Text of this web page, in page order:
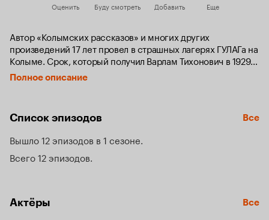
Оценить Буду смотреть Добавить Еще
Автор «Колымских рассказов» и многих других
произведений 17 лет провел в страшных лагерях ГУЛАГа на
Колыме. Срок, который получил Варлам Тихонович в 1929
году, был за распространение письма Ленина съезду, в
котором тот критикует Сталина. В наше время это письмо
Полное описание
Список эпизодов Все
Вышло 12 эпизодов в 1 сезоне
Всего 12 эпизодов
Актёры Все